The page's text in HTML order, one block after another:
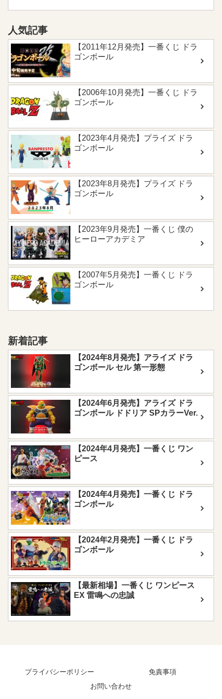
人気記事
【2011年12月発売】一番くじ ドラ
ゴンボール
【2006年10月発売】一番くじ ドラ
ゴンボール
【2023年4月発売】プライズ ドラ
ゴンボール
【2023年8月発売】プライズ ドラ
ゴンボール
【2023年9月発売】一番くじ 僕の
ヒーローアカデミア
【2007年5月発売】一番くじ ドラ
ゴンボール
新着記事
【2024年8月発売】アライズ ドラ
ゴンボール セル 第一形態
【2024年6月発売】アライズ ドラ
ゴンボール ドドリア SPカラーVer.
【2024年4月発売】一番くじ ワン
ピース
【2024年4月発売】一番くじ ドラ
ゴンボール
【2024年2月発売】一番くじ ドラ
ゴンボール
【最新相場】一番くじ ワンピース
EX 雷鳴への忠誠
プライバシーポリシー
免責事項
お問い合わせ